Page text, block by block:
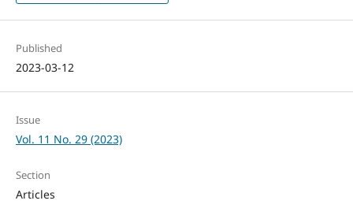
Published
2023-03-12
Issue
Vol. 11 No. 29 (2023)
Section
Articles